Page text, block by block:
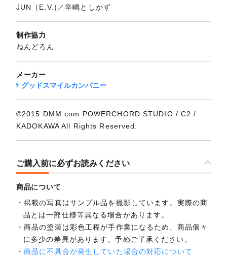
JUN（E.V.)／辛嶋としかず
制作協力
ねんどろん
メーカー
グッドスマイルカンパニー
©2015 DMM.com POWERCHORD STUDIO / C2 /
KADOKAWA All Rights Reserved.
ご購入前に必ずお読みください
商品について
掲載の写真はサンプル品を撮影しています。実際の商
品とは一部仕様等異なる場合があります。
商品の塗装は彩色工程が手作業になるため、商品個々
に多少の差異があります。予めご了承ください。
商品に不具合が発生していた場合の対応について